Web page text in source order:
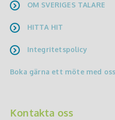
OM SVERIGES TALARE
HITTA HIT
Integritetspolicy
Boka gärna ett möte med
Kontakta oss